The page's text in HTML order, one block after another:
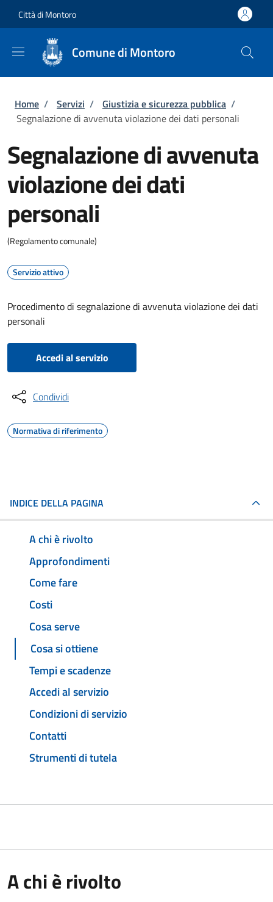
Città di Montoro
Comune di Montoro
Briciole di pane
Home / Servizi / Giustizia e sicurezza pubblica /
Segnalazione di avvenuta violazione dei dati personali
Segnalazione di avvenuta
violazione dei dati
personali
(Regolamento comunale)
Servizio attivo
Procedimento di segnalazione di avvenuta violazione dei dati
personali
Accedi al servizio
Condividi
Normativa di riferimento
INDICE DELLA PAGINA
A chi è rivolto
Approfondimenti
Come fare
Costi
Cosa serve
Cosa si ottiene
Tempi e scadenze
Accedi al servizio
Condizioni di servizio
Contatti
Strumenti di tutela
A chi è rivolto